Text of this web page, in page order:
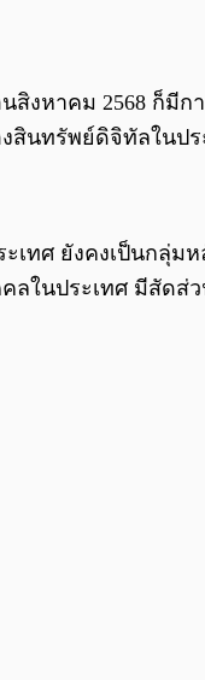
งหาคม 2568 ก็มี
นทรัพย์ดิจิทัลในปร
ทศ ยังคงเป็นกลุ่
นประเทศ มีสัดส่